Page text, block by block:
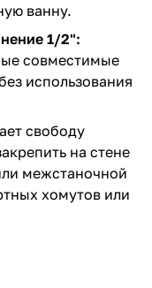
ванну.
1/2":
совместимые
использования
свободу
на стене
межстаночной
хомутов или